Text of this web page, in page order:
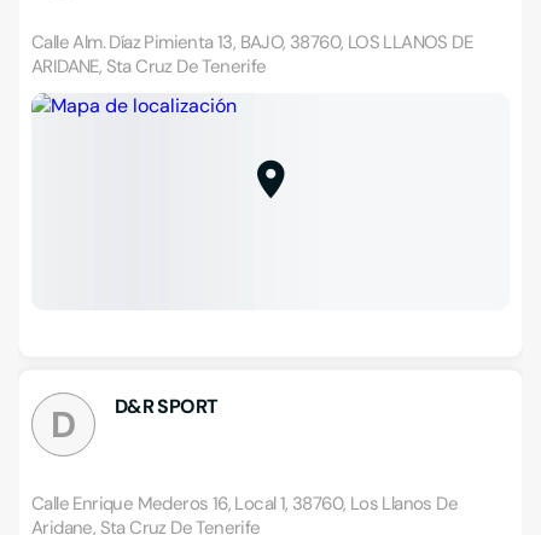
Calle Alm. Díaz Pimienta 13, BAJO, 38760, LOS LLANOS DE
ARIDANE, Sta Cruz De Tenerife
D D&R SPORT
Calle Enrique Mederos 16, Local 1, 38760, Los Llanos De
Aridane, Sta Cruz De Tenerife